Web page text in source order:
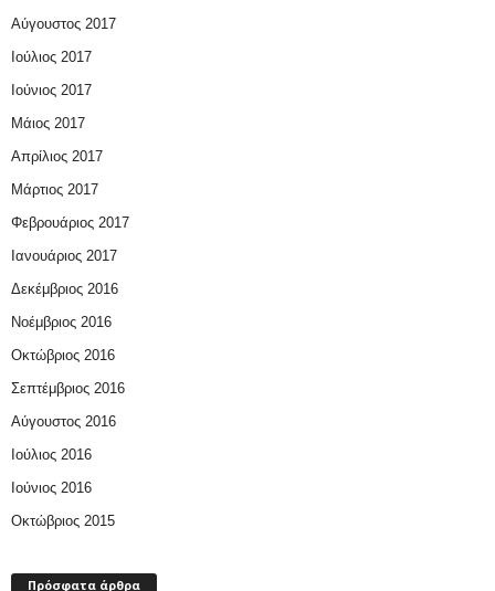
Αύγουστος 2017
Ιούλιος 2017
Ιούνιος 2017
Μάιος 2017
Απρίλιος 2017
Μάρτιος 2017
Φεβρουάριος 2017
Ιανουάριος 2017
Δεκέμβριος 2016
Νοέμβριος 2016
Οκτώβριος 2016
Σεπτέμβριος 2016
Αύγουστος 2016
Ιούλιος 2016
Ιούνιος 2016
Οκτώβριος 2015
Πρόσφατα άρθρα